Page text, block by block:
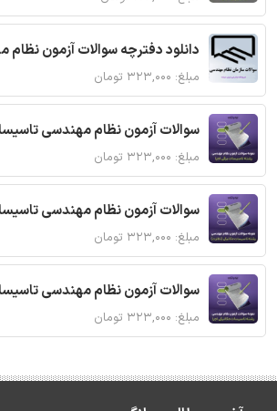
دانلود دفترچه سوالات آزمون
مبلغ: ۳۲۳,۰۰۰ تومان
سوالات آزمون نظام مهندسی
مبلغ: ۳۲۳,۰۰۰ تومان
سوالات آزمون نظام مهندسی
مبلغ: ۳۲۳,۰۰۰ تومان
سوالات آزمون نظام مهندسی
مبلغ: ۳۲۳,۰۰۰ تومان